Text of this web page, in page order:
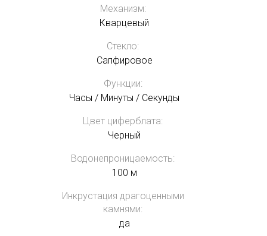
Механизм:
Кварцевый
Стекло:
Сапфировое
Функции:
Часы / Минуты / Секунды
Цвет циферблата:
Черный
Водонепроницаемость:
100 м
Инкрустация драгоценными
камнями:
да